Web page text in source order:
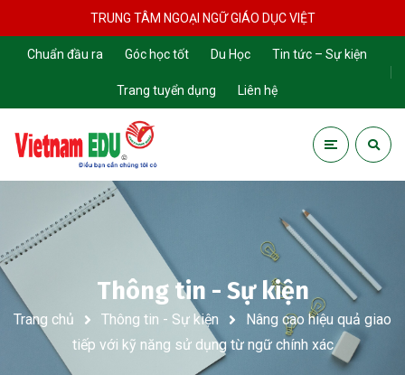
TRUNG TÂM NGOẠI NGỮ GIÁO DỤC VIỆT
Chuẩn đầu ra Góc học tốt Du Học Tin tức – Sự kiện
Trang tuyển dụng Liên hệ
Thông tin - Sự kiện
Trang chủ Thông tin - Sự kiện
Nâng cao hiệu quả giao
tiếp với kỹ năng sử dụng từ ngữ chính xác